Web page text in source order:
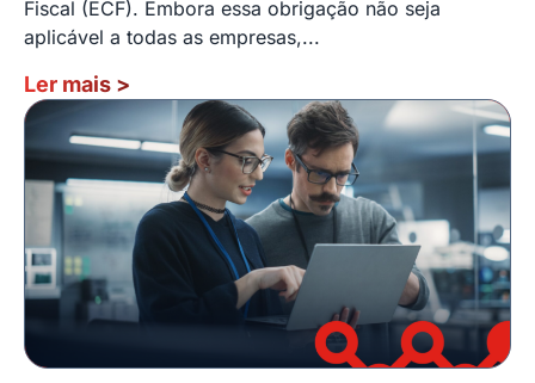
Fiscal (ECF). Embora essa obrigação não seja
aplicável a todas as empresas,...
Ler mais >